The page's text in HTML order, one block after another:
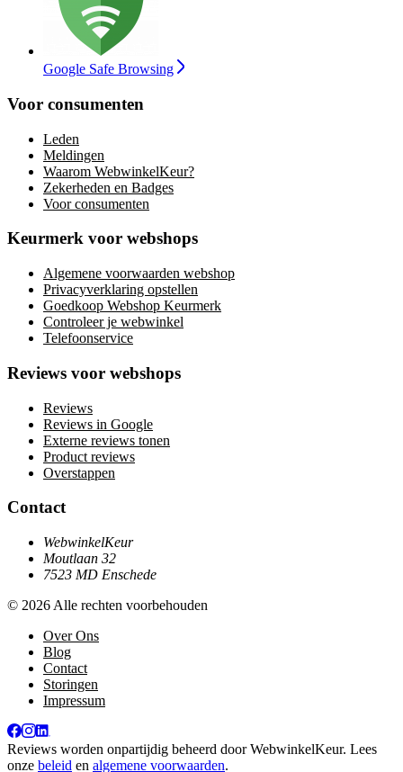
Google Safe Browsing
Voor consumenten
Leden
Meldingen
Waarom WebwinkelKeur?
Zekerheden en Badges
Voor consumenten
Keurmerk voor webshops
Algemene voorwaarden webshop
Privacyverklaring opstellen
Goedkoop Webshop Keurmerk
Controleer je webwinkel
Telefoonservice
Reviews voor webshops
Reviews
Reviews in Google
Externe reviews tonen
Product reviews
Overstappen
Contact
WebwinkelKeur
Moutlaan 32
7523 MD Enschede
© 2026 Alle rechten voorbehouden
Over Ons
Blog
Contact
Storingen
Impressum
Reviews worden onpartijdig beheerd doorWebwinkelKeur. Lees
onze beleid en algemene voorwaarden.